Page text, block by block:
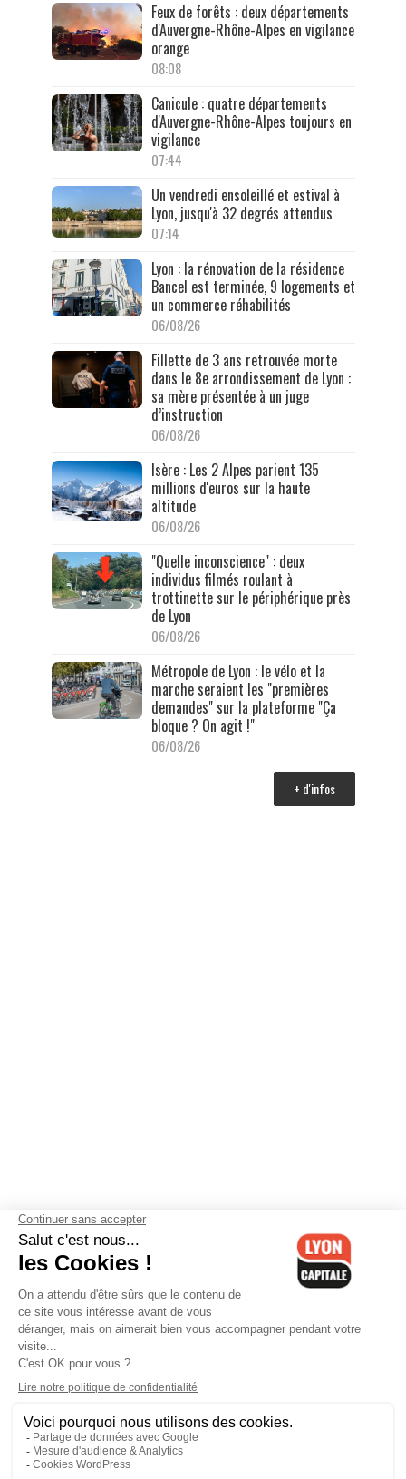
Feux de forêts : deux départements
d'Auvergne-Rhône-Alpes en vigilance
orange
08:08
Canicule : quatre départements
d'Auvergne-Rhône-Alpes toujours en
vigilance
07:44
Un vendredi ensoleillé et estival à
Lyon, jusqu'à 32 degrés attendus
07:14
Lyon : la rénovation de la résidence
Bancel est terminée, 9 logements et
un commerce réhabilités
06/08/26
Fillette de 3 ans retrouvée morte
dans le 8e arrondissement de Lyon :
sa mère présentée à un juge
d’instruction
06/08/26
Isère : Les 2 Alpes parient 135
millions d'euros sur la haute
altitude
06/08/26
"Quelle inconscience" : deux
individus filmés roulant à
trottinette sur le périphérique près
de Lyon
06/08/26
Métropole de Lyon : le vélo et la
marche seraient les "premières
demandes" sur la plateforme "Ça
bloque ? On agit !"
06/08/26
+ d'infos
Contactez-nous-Mentions légales-CGV-Politique de
confidentialité-Gestion des cookies